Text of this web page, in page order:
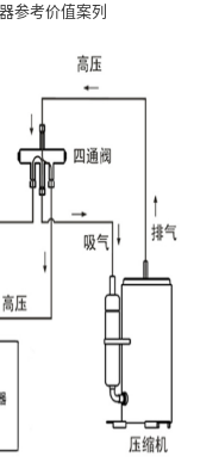
参考价值案列